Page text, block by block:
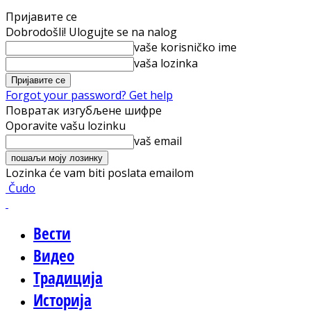
Пријавите се
Dobrodošli! Ulogujte se na nalog
vaše korisničko ime
vaša lozinka
Forgot your password? Get help
Повратак изгубљене шифре
Oporavite vašu lozinku
vaš email
Lozinka će vam biti poslata emailom
Čudo
Вести
Видео
Традиција
Историја